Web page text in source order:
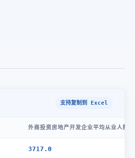
支持复制到 Excel
外商投资房地产开发企业平均从业人数(
3717.0